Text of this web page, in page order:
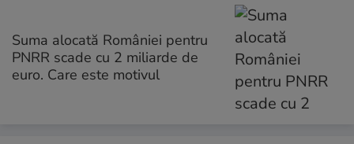
Suma alocată României pentru
PNRR scade cu 2 miliarde de
euro. Care este motivul